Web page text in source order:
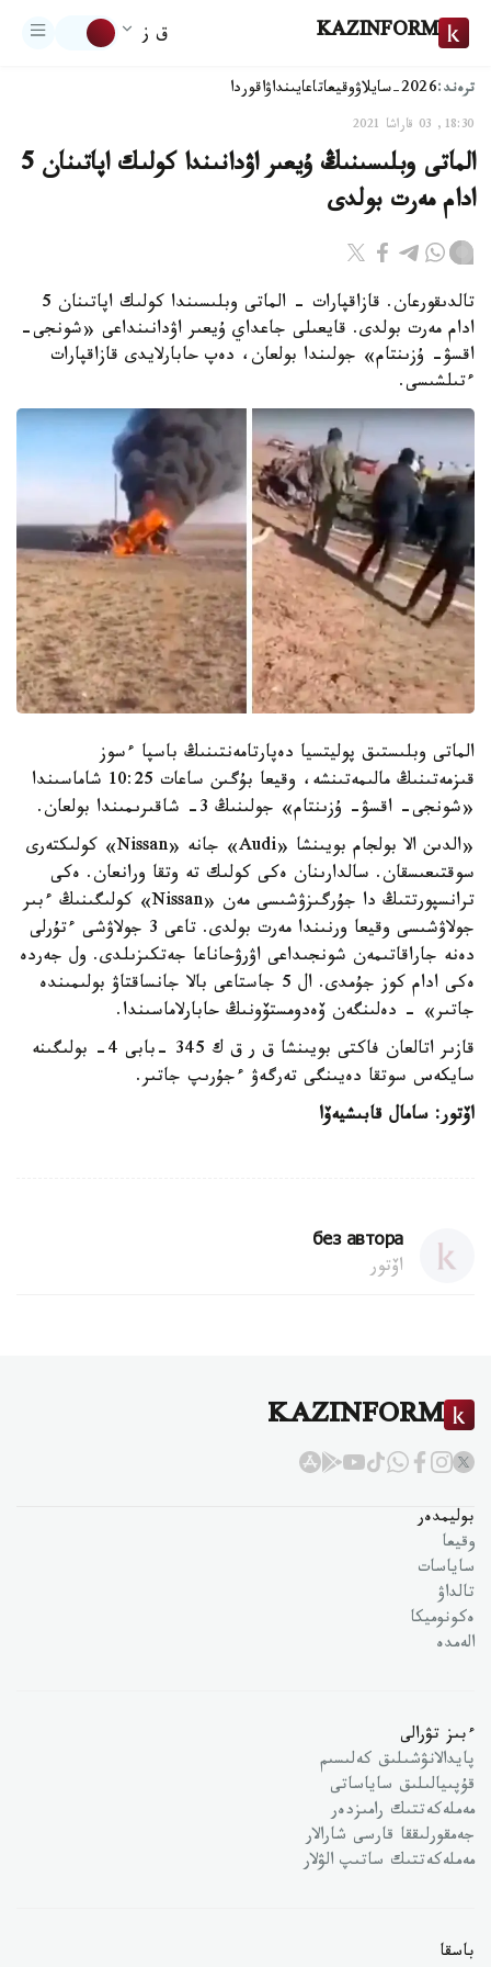
KAZINFORM ق ز
ترەند:2026-سايلاۋ وقيعاتاعايىنداۋاقوردا
18:30, 03 قاراشا 2021
الماتى وبلىسىنىڭ ۇيعىر اۋدانىندا كولىك اپاتىنان 5
ادام مەرت بولدى
تالدىقورعان. قازاقپارات - الماتى وبلىسىندا كولىك اپاتىنان 5
ادام مەرت بولدى. قايعىلى جاعداي ۇيعىر اۋدانىنداعى «شونجى-
اقسۋ- ۇزىنتام» جولىندا بولعان، دەپ حابارلايدى قازاقپارات
ءتىلشىسى.
الماتى وبلىستىق پوليتسيا دەپارتامەنتىنىڭ باسپا ءسوز
قىزمەتىنىڭ مالىمەتىنشە، وقيعا بۇگىن ساعات 10:25 شاماسىندا
«شونجى- اقسۋ- ۇزىنتام» جولىنىڭ 3- شاقىرىمىندا بولعان.
«الدىن الا بولجام بويىنشا «Audi» جانە «Nissan» كولىكتەرى
سوقتىعىسقان. سالدارىنان ەكى كولىك تە وتقا ورانعان. ەكى
ترانسپورتتىڭ دا جۇرگىزۋشىسى مەن «Nissan» كولىگىنىڭ ءبىر
جولاۋشىسى وقيعا ورنىندا مەرت بولدى. تاعى 3 جولاۋشى ءتۇرلى
دەنە جاراقاتىمەن شونجىداعى اۋرۋحاناعا جەتكىزىلدى. ول جەردە
ەكى ادام كوز جۇمدى. ال 5 جاستاعى بالا جانساقتاۋ بولىمىندە
جاتىر» - دەلىنگەن ۆەدومستۆونىڭ حابارلاماسىندا.
قازىر اتالعان فاكتى بويىنشا ق ر ق ك 345 -بابى 4- بولىگىنە
سايكەس سوتقا دەيىنگى تەرگەۋ ءجۇرىپ جاتىر.
اۆتور: سامال قابىشيەۆا
без автора
اۆتور
KAZINFORM
بوليمدەر
وقيعا
ساياسات
تالداۋ
ەكونوميكا
الەمدە
ءبىز تۋرالى
پايدالانۋشىلىق كەلىسىم
قۇپىيالىلىق ساياساتى
مەملەكەتتىك رامىزدەر
جەمقورلىققا قارسى شارالار
مەملەكەتتىك ساتىپ الۋلار
باسقا